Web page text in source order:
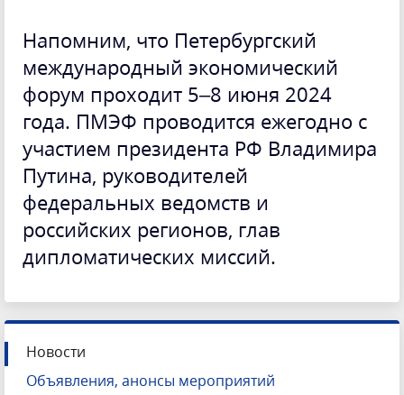
Напомним, что Петербургский
международный экономический
форум проходит 5–8 июня 2024
года. ПМЭФ проводится ежегодно с
участием президента РФ Владимира
Путина, руководителей
федеральных ведомств и
российских регионов, глав
дипломатических миссий.
Новости
Объявления, анонсы мероприятий